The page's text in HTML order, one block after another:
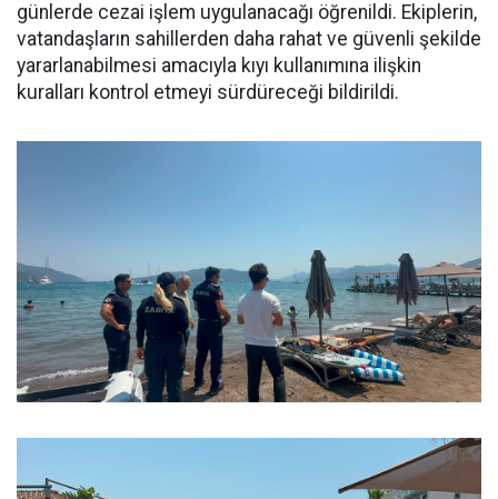
günlerde cezai işlem uygulanacağı öğrenildi. Ekiplerin,
vatandaşların sahillerden daha rahat ve güvenli şekilde
yararlanabilmesi amacıyla kıyı kullanımına ilişkin
kuralları kontrol etmeyi sürdüreceği bildirildi.